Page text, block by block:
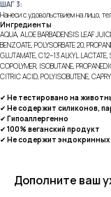
ШАГ 3:
Нанеси с удовольствием на лицо,
Ингредиенты
AQUA, ALOE BARBADENSIS LEAF
BENZOATE, POLYSORBATE 20,
GLUTAMATE, C12−13 ALKYL
COPOLYMER, ISOBUTANE,
CITRIC ACID, POLYISOBUTENE,
✔ Не тестировано на
✔ Не содержит силиконов,
✔ Гипоаллергенно
✔ 100% веганский продукт
✔ Не содержит эндокринных
Дополните ваш